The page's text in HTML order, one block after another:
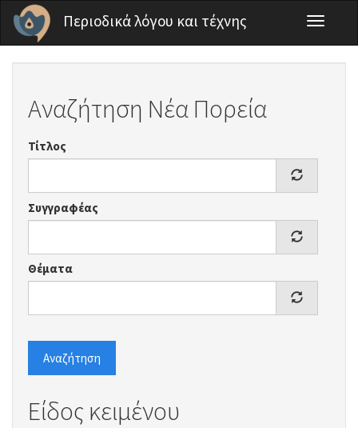
Παράκαμψη προς το κυρίως περιεχόμενο
Περιοδικά λόγου και τέχνης
Toggle
Αναζήτηση Νέα Πορεία
Τίτλος
Συγγραφέας
Θέματα
Αναζήτηση
Είδος κειμένου